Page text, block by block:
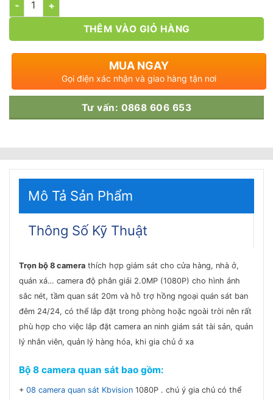
THÊM VÀO GIỎ HÀNG
MUA NGAY
Gọi điện xác nhận và giao hàng tận nơi
Tư vấn: 0868 606 653
Mô Tả Sản Phẩm
Thông Số Kỹ Thuật
Trọn bộ 8 camera thích hợp giám sát cho cửa hàng, nhà ở,
quán xá… camera độ phân giải 2.0MP (1080P) cho hình ảnh
sắc nét, tầm quan sát 20m và hỗ trợ hồng ngoại quán sát ban
đêm 24/24, có thể lắp đặt trong phòng hoặc ngoài trời nên rất
phù hợp cho việc lắp đặt camera an ninh giám sát tài sản, quản
lý nhân viên, quản lý hàng hóa, khi gia chủ ở xa
Bộ 8 camera quan sát bao gồm:
+ 08 camera quan sát Kbvision 1080P . chú ý gia chủ có thể